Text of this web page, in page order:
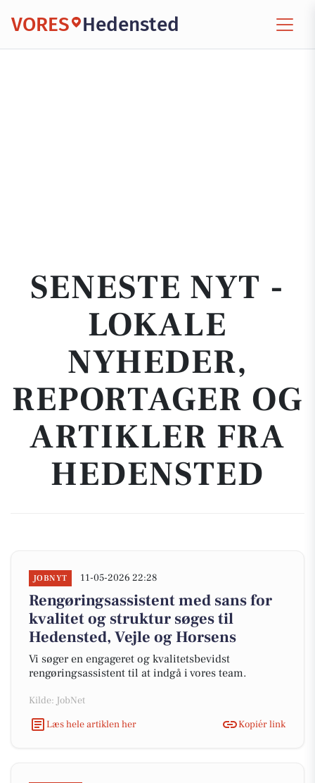
VORES Hedensted
SENESTE NYT -
LOKALE
NYHEDER,
REPORTAGER OG
ARTIKLER FRA
HEDENSTED
JOBNYT 11-05-2026 22:28
Rengøringsassistent med sans for
kvalitet og struktur søges til
Hedensted, Vejle og Horsens
Vi søger en engageret og kvalitetsbevidst
rengøringsassistent til at indgå i vores team.
Kilde: JobNet
Læs hele artiklen her
Kopiér link